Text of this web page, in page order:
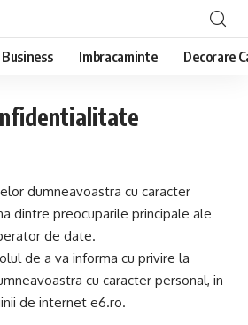
Business Imbracaminte Decorare
dumneavoastra cu caracter
dintre preocuparile principale ale
de date.
de a va informa cu privire la
cu caracter personal, in
de internet e6.ro.